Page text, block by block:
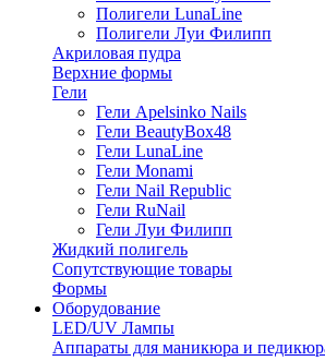
Полигели LunaLine
Полигели Луи Филипп
Акриловая пудра
Верхние формы
Гели
Гели Apelsinko Nails
Гели BeautyBox48
Гели LunaLine
Гели Monami
Гели Nail Republic
Гели RuNail
Гели Луи Филипп
Жидкий полигель
Сопутствующие товары
Формы
Оборудование
LED/UV Лампы
Аппараты для маникюра и